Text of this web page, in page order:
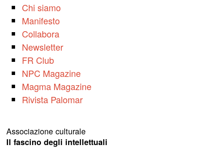
Chi siamo
Manifesto
Collabora
Newsletter
FR Club
NPC Magazine
Magma Magazine
Rivista Palomar
Associazione culturale
Il fascino degli intellettuali